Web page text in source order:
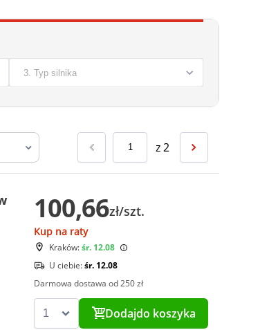
z2
100,66zł/szt.
Kup na raty
Kraków:śr. 12.08
U ciebie:śr. 12.08
Darmowa dostawa od 250 zł
Dodajdo koszyka